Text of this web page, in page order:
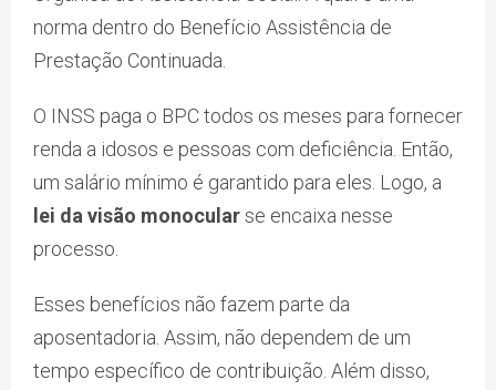
norma dentro do Benefício Assistência de
Prestação Continuada.
O INSS paga o BPC todos os meses para fornecer
renda a idosos e pessoas com deficiência. Então,
um salário mínimo é garantido para eles. Logo, a
lei da visão monocularse encaixa nesse
processo.
Esses benefícios não fazem parte da
aposentadoria. Assim, não dependem de um
tempo específico de contribuição. Além disso,